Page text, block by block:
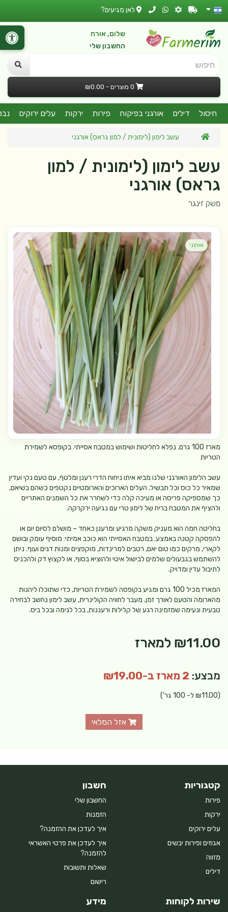
לאן מגיעים?
שלום, אורח
החשבון שלי
חיפוש
0 מוצרים - ₪0.00
חיסול דילים אורגני בפיקוח פירות ירקות עלים ירוקים
עשב לימון (לימונית / למון גראס) אורגני
עשב לימון (לימונית / למון
גראס) אורגני
משק זינגר
אורגני
מארז 100 גרם. נפלא לחליטות ושימוש במטבח אסייתי. בקופסא לשמירת
הטריות
עשב הלימון האורגני שלנו מביא איתו ניחוח הדרי רענן ומלטף, עם טעם נקי ועדין
שמאיר כל כוס וכל תבשיל. העלים הארוכים והארומטיים נקטפים כשהם בשיאם,
כך שמספיקה פריסה או מעיכה קלה כדי לשחרר את כל השמנים האתריים
ולהציף את המטבח בריח של לימון טרי עם נגיעה ירקרקה.
בחליטה חמה הוא מעניק משקה מרגיע ומרענן כאחד – מושלם לסיום יום או
להפסקה קטנה באמצע. במטבח האסייתי הוא כוכב אמיתי: מוסיף עומק ובושם
לקארי, מרקים כמו טום יאם, רטבים למרינדות, מוקפצים ומנות דגים ועוף. ניתן
להשתמש בגבעולים שלמים לבישול איטי ולהוציא בסוף, או לקצוץ דק ולהכניס
לתיבול עדין ומדויק.
המארז מכיל 100 גרם ומגיע בקופסה לשמירת הטריות, כדי שתוכלו ליהנות
מהארומה והטעם לאורך זמן. מעבר לחוויה הקולינרית, עשב לימון נחשב לבחירה
טבעית ונעימה שמזמינה רגע של קלילות ורעננות, בכל לגימה ובכל ביס.
₪11.00 למארז
מבצע: 2 מארז ב-₪19.00
(₪11.00 ל- 100 גר')
אזל המלאי
קטגוריות
פירות
ירקות
עלים ירוקים
אגוזים ופירות יבשים
מזווה
דילים
חשבון
החשבון שלי
הזמנות
איך לעדכן את ההזמנה?
איך לעדכן את פרטי האשראי
להזמנה?
שאלות ותשובות
רישום
שירות לקוחות מידע